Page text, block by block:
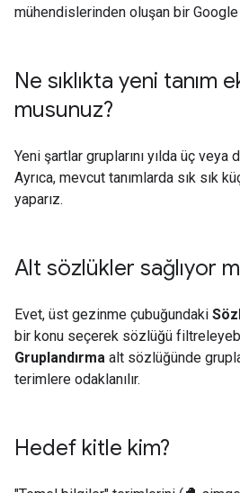
mühendislerinden oluşan bir
Ne sıklıkta yeni tanım
musunuz?
Yeni şartlar gruplarını yılda üç veya
Ayrıca, mevcut tanımlarda sık sık
yaparız.
Alt sözlükler sağlıyor
Evet, üst gezinme çubuğundaki
bir konu seçerek sözlüğü
Gruplandırma alt sözlüğünde
terimlere odaklanılır.
Hedef kitle kim?